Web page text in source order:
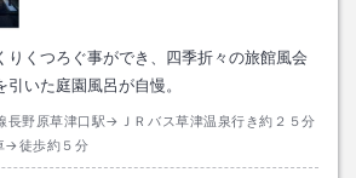
りくつろぐ事ができ、四季折々の旅館風会
いた庭園風呂が自慢。
長野原草津口駅→ＪＲバス草津温泉行き約２５分
→徒歩約５分